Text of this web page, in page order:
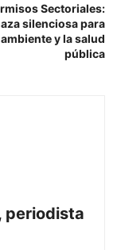
Sectoriales:
silenciosa para
y la salud
pública
periodista